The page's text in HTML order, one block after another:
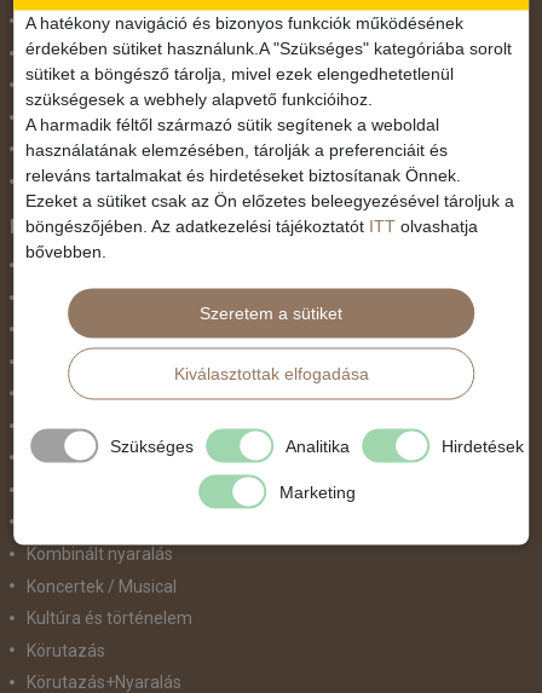
November 1.
Október 23.
Pünkösdi utazás
Szilveszter
Tavaszi szünet
Valentin nap
Programtípus
Belépőjegy
Egyéni út
Egzotikus út
Fesztiválok
Golfút
Gyalogtúra
Kombinált nyaralás
Koncertek / Musical
Kultúra és történelem
Körutazás
Körutazás+Nyaralás
A hatékony navigáció és bizonyos funkciók működésének
érdekében sütiket használunk.A "Szükséges" kategóriába sorolt
sütiket a böngésző tárolja, mivel ezek elengedhetetlenül
szükségesek a webhely alapvető funkcióihoz.
A harmadik féltől származó sütik segítenek a weboldal
használatának elemzésében, tárolják a preferenciáit és
releváns tartalmakat és hirdetéseket biztosítanak Önnek.
Ezeket a sütiket csak az Ön előzetes beleegyezésével tároljuk a
böngészőjében. Az adatkezelési tájékoztatót ITT olvashatja
bővebben.
Szeretem a sütiket
Kiválasztottak elfogadása
Szükséges Analitika Hirdetések
Marketing